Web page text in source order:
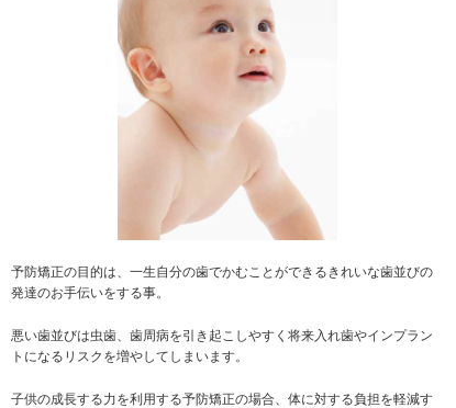
予防矯正の目的は、一生自分の歯でかむことができるきれいな歯並びの
発達のお手伝いをする事。
悪い歯並びは虫歯、歯周病を引き起こしやすく将来入れ歯やインプラン
トになるリスクを増やしてしまいます。
子供の成長する力を利用する予防矯正の場合、体に対する負担を軽減す